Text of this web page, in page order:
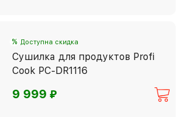
% Доступна скидка
Сушилка для продуктов Profi
Cook PC-DR1116
9 999⃏